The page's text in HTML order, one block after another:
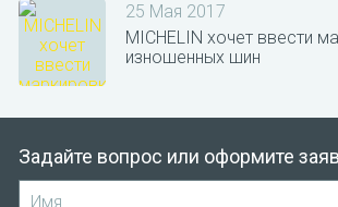
25 Мая 2017
MICHELIN хочет ввести
изношенных шин
Задайте вопрос или оформите